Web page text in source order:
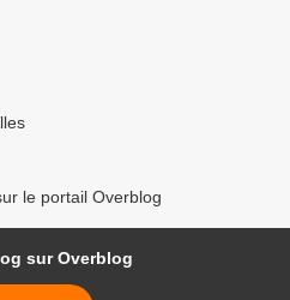
le portail Overblog
sur Overblog